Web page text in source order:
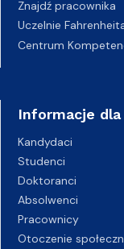
Znajdź pracownika
Uczelnie
Centrum
Informacje dla
Kandydaci
Studenci
Doktoranci
Absolwenci
Pracownicy
Otoczenie